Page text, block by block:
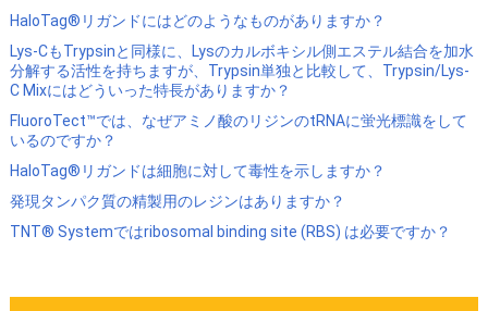
HaloTag®リガンドにはどのようなものがありますか？
Lys-CもTrypsinと同様に、Lysのカルボキシル側エステル結合を加水
分解する活性を持ちますが、Trypsin単独と比較して、Trypsin/Lys-
C Mixにはどういった特長がありますか？
FluoroTect™では、なぜアミノ酸のリジンのtRNAに蛍光標識をして
いるのですか？
HaloTag®リガンドは細胞に対して毒性を示しますか？
発現タンパク質の精製用のレジンはありますか？
TNT® Systemではribosomal binding site (RBS) は必要ですか？